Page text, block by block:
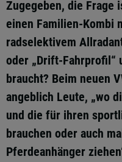
Zugegeben, die Frage
einen Familien-Kombi
radselektivem
oder „Drift-Fahrprofil“
braucht? Beim neuen
angeblich Leute, „wo
und die für ihren
brauchen oder auch
Pferdeanhänger